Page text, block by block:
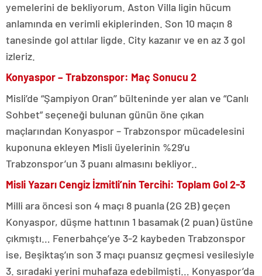
yemelerini de bekliyorum. Aston Villa ligin hücum
anlamında en verimli ekiplerinden. Son 10 maçın 8
tanesinde gol attılar ligde. City kazanır ve en az 3 gol
izleriz.
Konyaspor – Trabzonspor: Maç Sonucu 2
Misli’de “Şampiyon Oran’’ bülteninde yer alan ve “Canlı
Sohbet” seçeneği bulunan günün öne çıkan
maçlarından Konyaspor – Trabzonspor mücadelesini
kuponuna ekleyen Misli üyelerinin %29’u
Trabzonspor’un 3 puanı almasını bekliyor..
Misli Yazarı Cengiz İzmitli’nin Tercihi: Toplam Gol 2-3
Milli ara öncesi son 4 maçı 8 puanla (2G 2B) geçen
Konyaspor, düşme hattının 1 basamak (2 puan) üstüne
çıkmıştı… Fenerbahçe’ye 3-2 kaybeden Trabzonspor
ise, Beşiktaş’ın son 3 maçı puansız geçmesi vesilesiyle
3. sıradaki yerini muhafaza edebilmişti… Konyaspor’da